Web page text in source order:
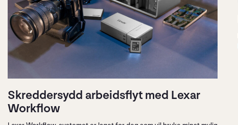
Skreddersydd arbeidsflyt med Lexar
Workflow